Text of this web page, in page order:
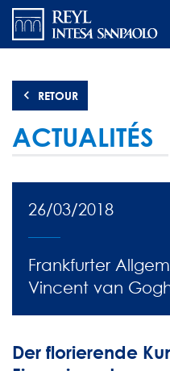
Aller
contenu
RETOUR
ACTUALITÉS
26/03/2018
Frankfurter
Vincent van
Der florierende